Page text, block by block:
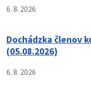
6. 8. 2026
Dochádzka členov
(05.08.2026)
6. 8. 2026